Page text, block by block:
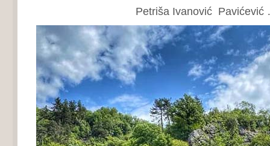
Petriša Ivanović Pavićević